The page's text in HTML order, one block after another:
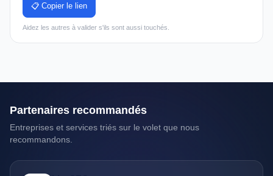
📋 Copier le lien
Aidez les autres à valider s'ils sont aussi touchés.
Partenaires recommandés
Entreprises et services triés sur le volet que nous
recommandons.